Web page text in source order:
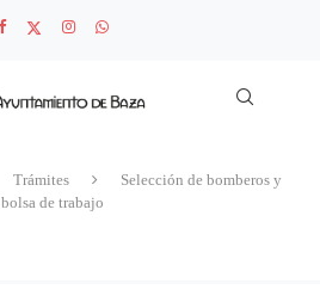
Trámites
Selección de bomberos y
bolsa de trabajo